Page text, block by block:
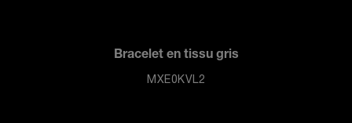
Bracelet en tissu gris
MXE0KVL2